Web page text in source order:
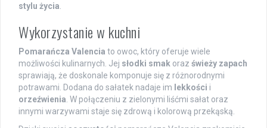
stylu życia
Wykorzystanie w kuchni
Pomarańcza Valencia to owoc, który oferuje wiele
możliwości kulinarnych. Jej słodki smak oraz świeży zapach
sprawiają, że doskonale komponuje się z różnorodnymi
potrawami. Dodana do sałatek nadaje im lekkości i
orzeźwienia . W połączeniu z zielonymi liśćmi sałat oraz
innymi warzywami staje się zdrową i kolorową przekąską.